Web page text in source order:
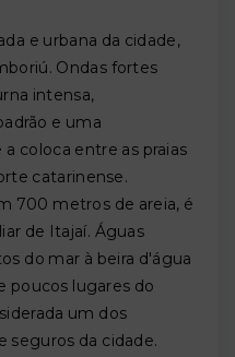
e urbana da cidade,
Ondas fortes
intensa,
e uma
coloca entre as praias
catarinense.
700 metros de areia, é
de Itajaí. Águas
do mar à beira d'água
poucos lugares do
um dos
seguros da cidade.